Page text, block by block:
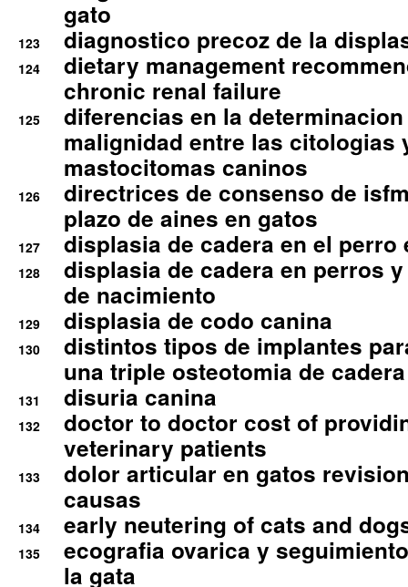
gato
123 diagnostico precoz de la
124
dietary management
chronic renal failure
125
diferencias en la
malignidad entre las citologias
mastocitomas caninos
126
directrices de consenso de
plazo de aines en gatos
127 displasia de cadera en el perro
128
displasia de cadera en perros
de nacimiento
129 displasia de codo canina
130
distintos tipos de implantes
una triple osteotomia de cadera
131 disuria canina
132
doctor to doctor cost of
veterinary patients
133
dolor articular en gatos
causas
134 early neutering of cats and
135
ecografia ovarica y
la gata